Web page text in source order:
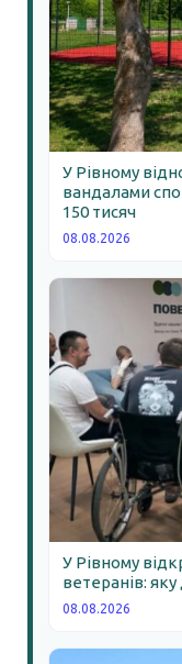
У Рівному
вандалами
150 тисяч
08.08.2026
У Рівному
ветеранів:
08.08.2026